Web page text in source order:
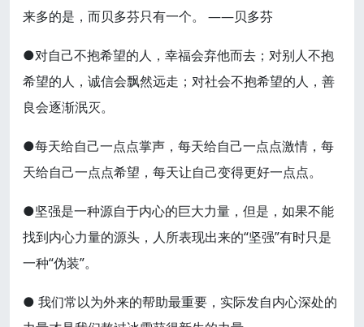
来多的是，而贝多芬只有一个。 ——贝多芬
●对自己不抱希望的人，幸福会弃他而去；对别人不抱
希望的人，诚信会飘然远走；对社会不抱希望的人，善
良会逐渐泯灭。
●每天给自己一点点掌声，每天给自己一点点激情，每
天给自己一点点希望，每天让自己变得更好一点点。
●坚强是一种源自于内心的巨大力量，但是，如果不能
找到内心力量的源头，人所表现出来的“坚强”有时只是
一种“伪装”。
● 我们常以为外来的帮助最重要，实际发自内心深处的